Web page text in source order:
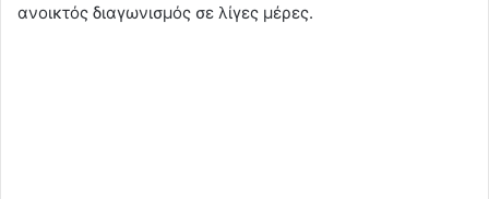
ανοικτός διαγωνισμός σε λίγες μέρες.